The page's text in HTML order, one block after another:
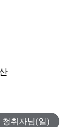
청취자님(일)